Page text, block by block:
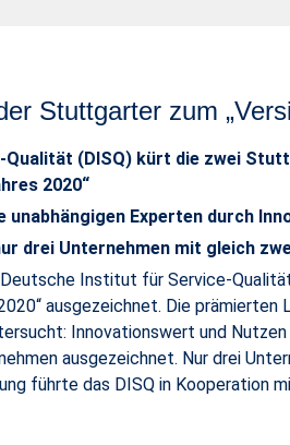
Stuttgarter zum
(DISQ) kürt die zwei
2020“
unabhängigen Experten durch
drei Unternehmen mit gleich
Institut für Service-
ausgezeichnet. Die
Innovationswert und
ausgezeichnet. Nur drei
führte das DISQ in Kooperation